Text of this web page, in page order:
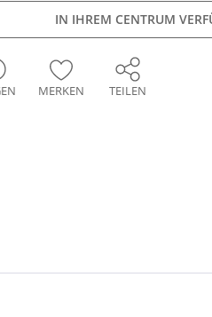
IN IHREM CENTRUM
MERKEN TEILEN